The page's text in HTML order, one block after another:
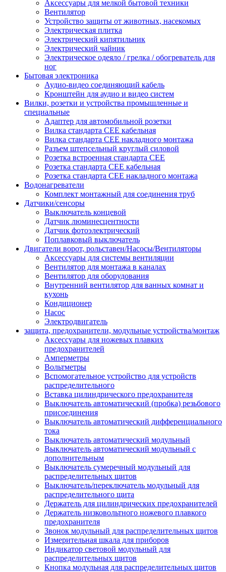
Аксессуары для мелкой бытовой техники
Вентилятор
Устройство защиты от животных, насекомых
Электрическая плитка
Электрический кипятильник
Электрический чайник
Электрическое одеяло / грелка / обогреватель для
ног
Бытовая электроника
Аудио-видео соединяющий кабель
Кронштейн для аудио и видео систем
Вилки, розетки и устройства промышленные и
специальные
Адаптер для автомобильной розетки
Вилка стандарта CEE кабельная
Вилка стандарта CEE накладного монтажа
Разъем штепсельный круглый силовой
Розетка встроенная стандарта CEE
Розетка стандарта СЕЕ кабельная
Розетка стандарта СЕЕ накладного монтажа
Водонагреватели
Комплект монтажный для соединения труб
Датчики/сенсоры
Выключатель концевой
Датчик люминесцентности
Датчик фотоэлектрический
Поплавковый выключатель
Двигатели ворот, рольставен/Насосы/Вентиляторы
Аксессуары для системы вентиляции
Вентилятор для монтажа в каналах
Вентилятор для оборудования
Внутренний вентилятор для ванных комнат и
кухонь
Кондиционер
Насос
Электродвигатель
защита, предохранители, модульные устройства/монтаж
Аксессуары для ножевых плавких
предохранителей
Амперметры
Вольтметры
Вспомогательное устройство для устройств
распределительного
Вставка цилиндрического предохранителя
Выключатель автоматический (пробка) резьбового
присоединения
Выключатель автоматический дифференциального
тока
Выключатель автоматический модульный
Выключатель автоматический модульный с
дополнительным
Выключатель сумеречный модульный для
распределительных щитов
Выключатель/переключатель модульный для
распределительного щита
Держатель для цилиндрических предохранителей
Держатель низковольтного ножевого плавкого
предохранителя
Звонок модульный для распределительных щитов
Измерительная шкала для приборов
Индикатор световой модульный для
распределительных щитов
Кнопка модульная для распределительных щитов